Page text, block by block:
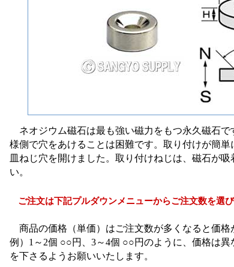
ネオジウム磁石は最も強い磁力をもつ永久磁石で
様側で穴をあけることは困難です。取り付けが簡
皿ねじ穴を開けました。取り付けねじは、磁石が
い。
ご注文は下記プルダウンメニューからご注文数を選
商品の価格（単価）はご注文数が多くなると価格
例）1～2個 ○○円、3～4個 ○○円のように、価格は
を下さるようお願いいたします。